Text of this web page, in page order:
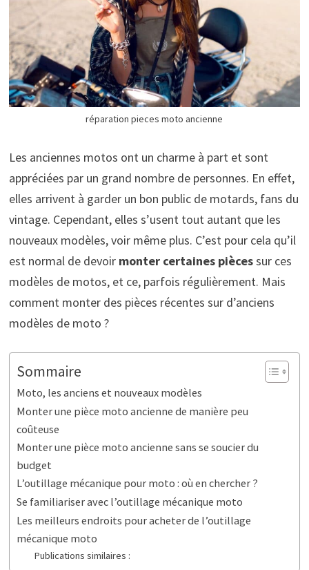
réparation pieces moto ancienne
Les anciennes motos ont un charme à part et sont
appréciées par un grand nombre de personnes. En effet,
elles arrivent à garder un bon public de motards, fans du
vintage. Cependant, elles s’usent tout autant que les
nouveaux modèles, voir même plus. C’est pour cela qu’il
est normal de devoirmonter certaines piècessur ces
modèles de motos, et ce, parfois régulièrement. Mais
comment monter des pièces récentes sur d’anciens
modèles de moto ?
Sommaire
Moto, les anciens et nouveaux modèles
Monter une pièce moto ancienne de manière peu
coûteuse
Monter une pièce moto ancienne sans se soucier du
budget
L’outillage mécanique pour moto : où en chercher ?
Se familiariser avec l’outillage mécanique moto
Les meilleurs endroits pour acheter de l’outillage
mécanique moto
Publications similaires :